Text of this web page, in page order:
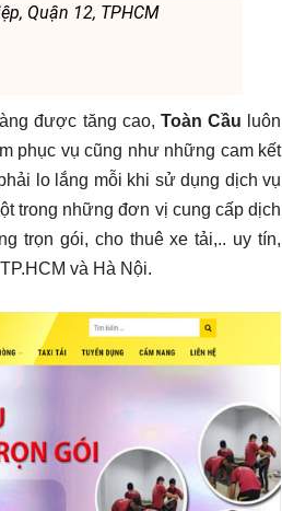
Quận 12, TPHCM
được tăng cao, Toàn Cầu luôn
phục vụ cũng như những cam kết
lo lắng mỗi khi sử dụng dịch vụ
trong những đơn vị cung cấp dịch
trọn gói, cho thuê xe tải,.. uy tín,
và Hà Nội.